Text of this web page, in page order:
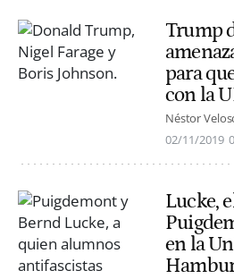
Trump
para
con la
Néstor
02/11/2019
Lucke,
en la